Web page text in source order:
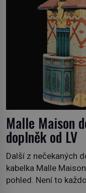
Malle Maison
doplněk od LV
Další z nečekaných
kabelka Malle
pohled. Není to